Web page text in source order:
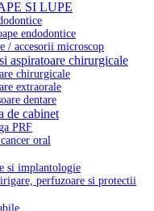
SI LUPE
endodontice
/ accesorii microscop
aspiratoare chirurgicale
chirurgicale
extraorale
dentare
de cabinet
PRF
oral
si implantologie
perfuzoare si protectii